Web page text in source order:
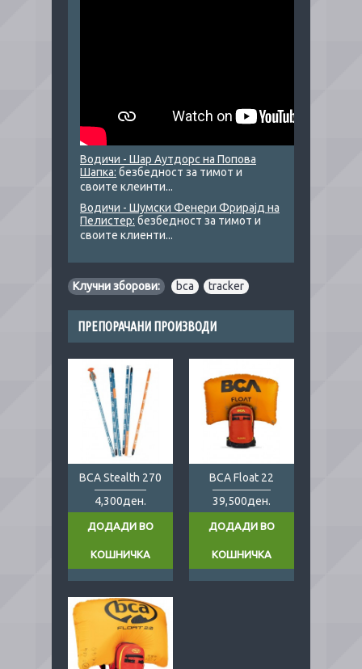
Водичи - Шар Аутдорс на Попова
Шапка: безбедност за тимот и
своите клеинти...
Водичи - Шумски Фенери Фрирајд на
Пелистер: безбедност за тимот и
своите клиенти...
Клучни зборови: bca tracker
ПРЕПОРАЧАНИ ПРОИЗВОДИ
BCA Stealth 270
4,300ден.
ДОДАДИ ВО
КОШНИЧКА
BCA Float 22
39,500ден.
ДОДАДИ ВО
КОШНИЧКА